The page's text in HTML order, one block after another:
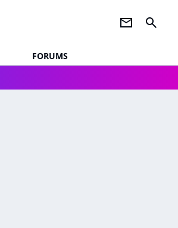
newsletter search
FORUMS